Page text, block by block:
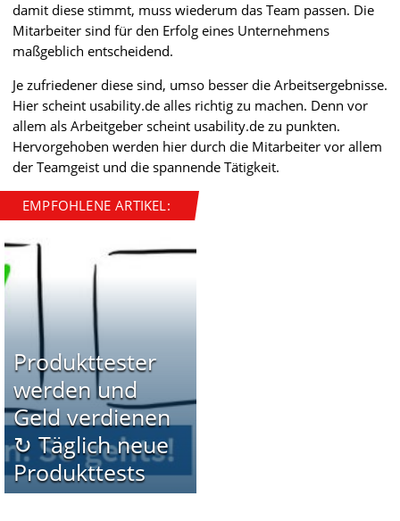
damit diese stimmt, muss wiederum das Team passen. Die
Mitarbeiter sind für den Erfolg eines Unternehmens
maßgeblich entscheidend.
Je zufriedener diese sind, umso besser die Arbeitsergebnisse.
Hier scheint usability.de alles richtig zu machen. Denn vor
allem als Arbeitgeber scheint usability.de zu punkten.
Hervorgehoben werden hier durch die Mitarbeiter vor allem
der Teamgeist und die spannende Tätigkeit.
EMPFOHLENE ARTIKEL:
Produkttester
werden und
Geld verdienen
↻ Täglich neue
Produkttests